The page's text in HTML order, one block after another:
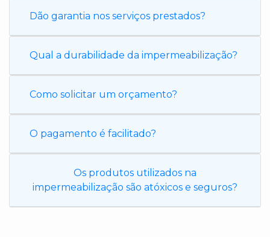
Dão garantia nos serviços prestados?
Qual a durabilidade da impermeabilização?
Como solicitar um orçamento?
O pagamento é facilitado?
Os produtos utilizados na
impermeabilização são atóxicos e seguros?